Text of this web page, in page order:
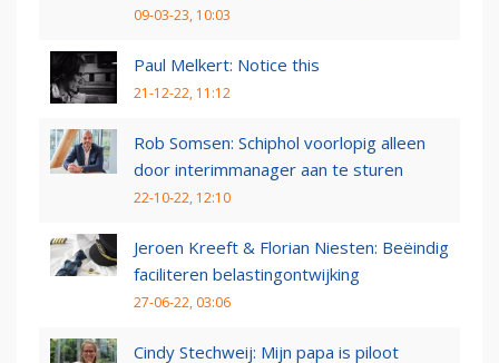
09-03-23, 10:03
Paul Melkert: Notice this
21-12-22, 11:12
Rob Somsen: Schiphol voorlopig alleen
door interimmanager aan te sturen
22-10-22, 12:10
Jeroen Kreeft & Florian Niesten: Beëindig
faciliteren belastingontwijking
27-06-22, 03:06
Cindy Stechweij: Mijn papa is piloot